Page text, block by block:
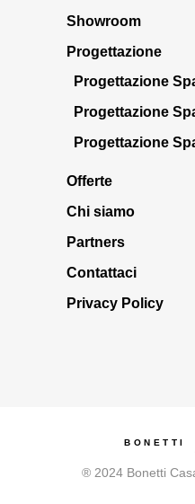
Showroom
Progettazione
Progettazione
Progettazione
Progettazione
Offerte
Chi siamo
Partners
Contattaci
Privacy Policy
BONETTI
® 2024 Bonetti